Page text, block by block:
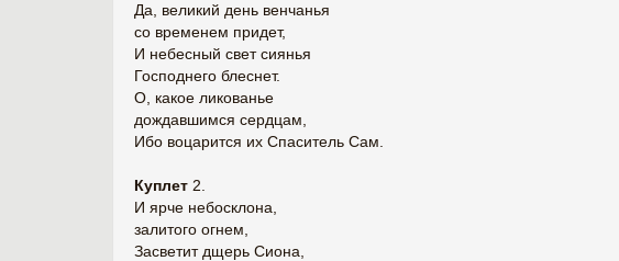
Да, великий день венчанья
со временем придет,
И небесный свет сиянья
Господнего блеснет.
О, какое ликованье
дождавшимся сердцам,
Ибо воцарится их Спаситель Сам.
Куплет 2.
И ярче небосклона,
залитого огнем,
Засветит дщерь Сиона,